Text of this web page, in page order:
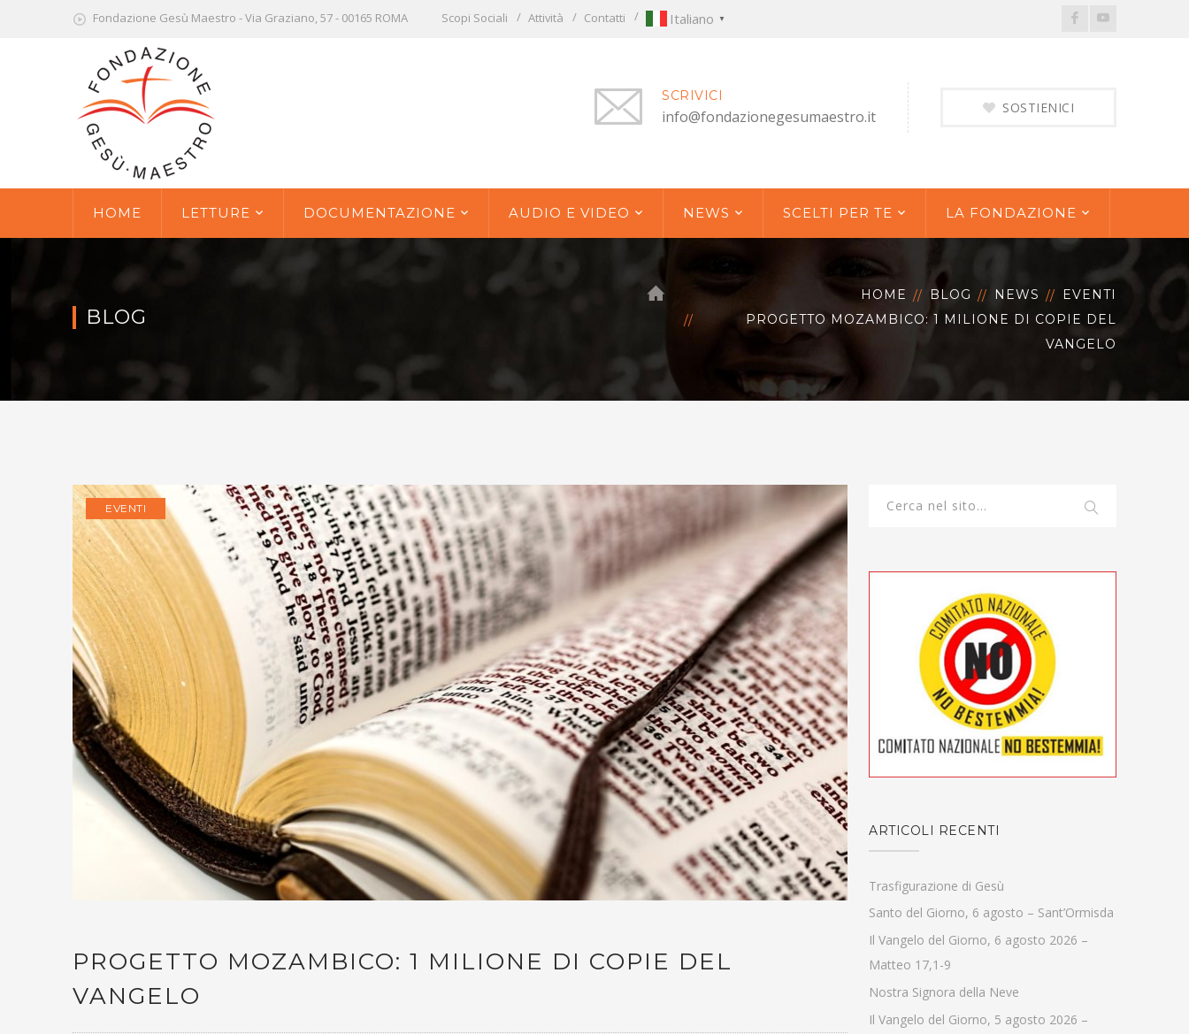
Fondazione Gesù Maestro - Via Graziano, 57 - 00165 ROMA Scopi Sociali Attività Contatti Italiano ▼
FacebookYoutube
SOSTIENICI
SCRIVICI
info@fondazionegesumaestro.it
HOME LETTURE DOCUMENTAZIONE AUDIO E VIDEO NEWS SCELTI PER TE LA FONDAZIONE
BLOG
HOME BLOG NEWS
EVENTI
PROGETTO MOZAMBICO: 1 MILIONE DI COPIE DEL
VANGELO
EVENTI
PROGETTO MOZAMBICO: 1 MILIONE DI COPIE DEL
VANGELO
ARTICOLI RECENTI
Trasfigurazione di Gesù
Santo del Giorno, 6 agosto – Sant’Ormisda
Il Vangelo del Giorno, 6 agosto 2026 –
Matteo 17,1-9
Nostra Signora della Neve
Il Vangelo del Giorno, 5 agosto 2026 –